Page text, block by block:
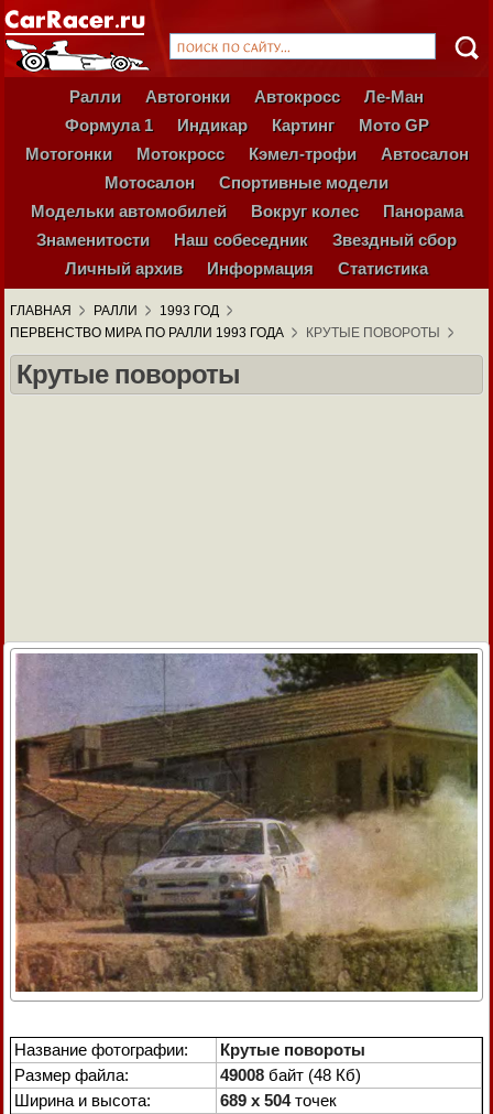
Ралли Автогонки Автокросс
Ле-Ман
Формула 1
Индикар Картинг
Мото GP
Мотогонки
Мотокросс Кэмел-трофи
Автосалон
Мотосалон
Спортивные модели
Модельки автомобилей
Вокруг колес
Панорама
Знаменитости
Наш собеседник
Звездный сбор
Личный архив
Информация Статистика
ГЛАВНАЯ РАЛЛИ
1993 ГОД
ПЕРВЕНСТВО МИРА ПО РАЛЛИ 1993 ГОДА
КРУТЫЕ ПОВОРОТЫ
Крутые повороты
Название фотографии:
Крутые повороты
Размер файла:
49008 байт (48 Кб)
Ширина и высота:
689 x 504точек